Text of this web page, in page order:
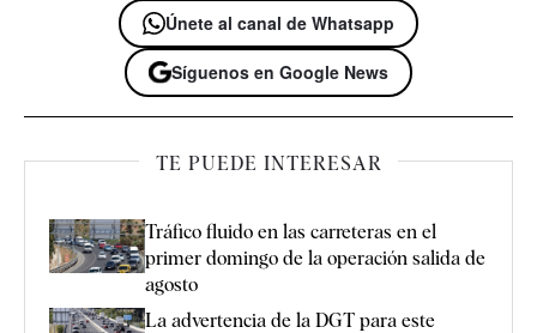
Únete al canal de Whatsapp
Síguenos en Google News
TE PUEDE INTERESAR
Tráfico fluido en las carreteras en el
primer domingo de la operación salida de
agosto
La advertencia de la DGT para este